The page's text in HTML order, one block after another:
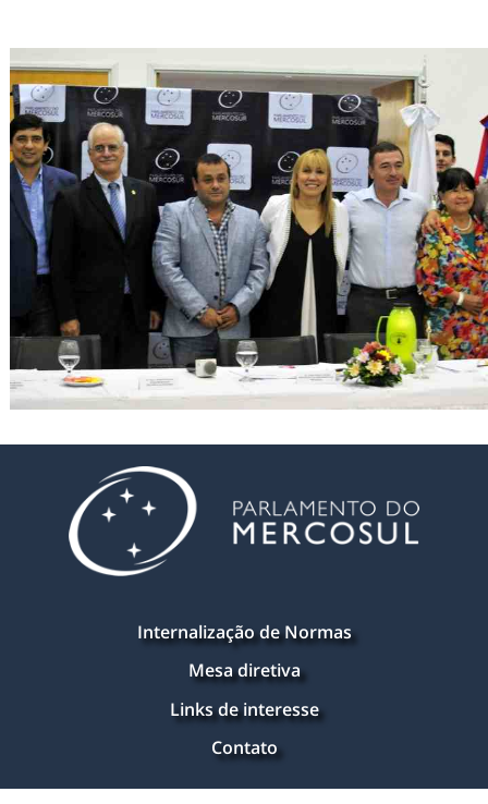
Internalização de Normas
Mesa diretiva
Links de interesse
Contato